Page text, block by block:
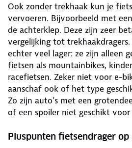
Ook zonder trekhaak kun je
vervoeren. Bijvoorbeeld met
de achterklep. Deze zijn zeer
vergelijking tot
echter veel lager: ze zijn alleen
fietsen als mountainbikes,
racefietsen. Zeker niet voor e-
aanschaf ook of het type
Zo zijn auto’s met een
of een spoiler niet geschikt voor
Pluspunten fietsendrager